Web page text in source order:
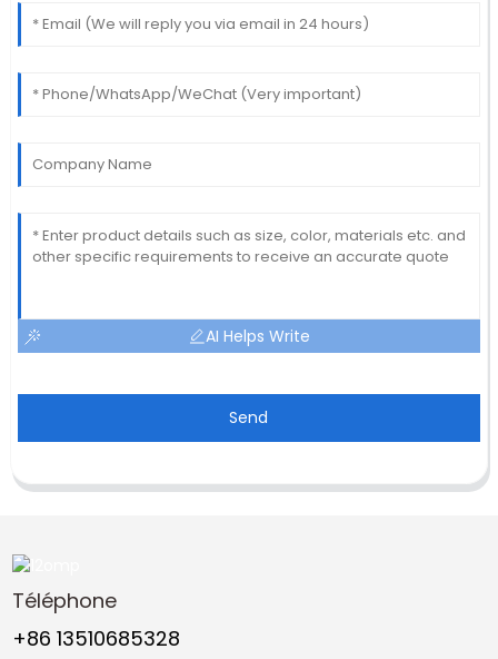
AI Helps Write
Send
Téléphone
+86 13510685328